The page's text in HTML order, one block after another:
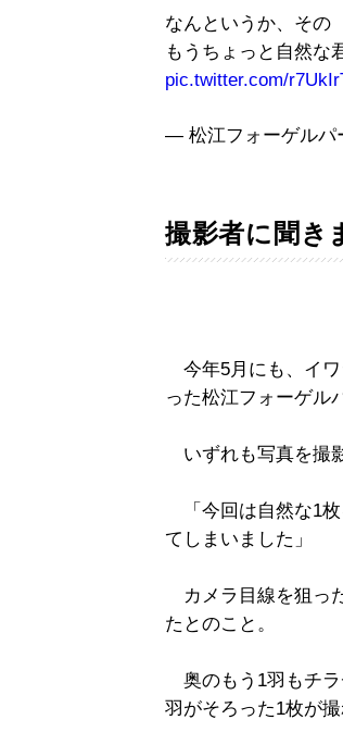
なんというか、その
もうちょっと自然な
pic.twitter.com/
— 松江フォーゲルパ
撮影者に聞き
今年5月にも、イワ
った松江フォーゲル
いずれも写真を撮
「今回は自然な1枚
てしまいました」
カメラ目線を狙っ
たとのこと。
奥のもう1羽もチラ
羽がそろった1枚が撮